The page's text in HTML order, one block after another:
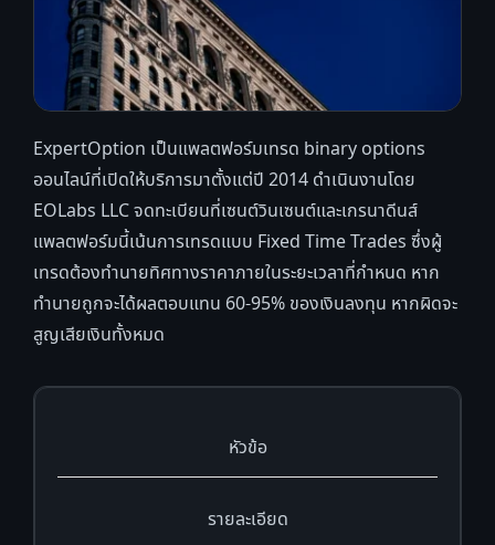
ExpertOption เป็นแพลตฟอร์มเทรด binary options
ออนไลน์ที่เปิดให้บริการมาตั้งแต่ปี 2014 ดำเนินงานโดย
EOLabs LLC จดทะเบียนที่เซนต์วินเซนต์และเกรนาดีนส์
แพลตฟอร์มนี้เน้นการเทรดแบบ Fixed Time Trades ซึ่งผู้
เทรดต้องทำนายทิศทางราคาภายในระยะเวลาที่กำหนด หาก
ทำนายถูกจะได้ผลตอบแทน 60-95% ของเงินลงทุน หากผิดจะ
สูญเสียเงินทั้งหมด
หัวข้อ
รายละเอียด